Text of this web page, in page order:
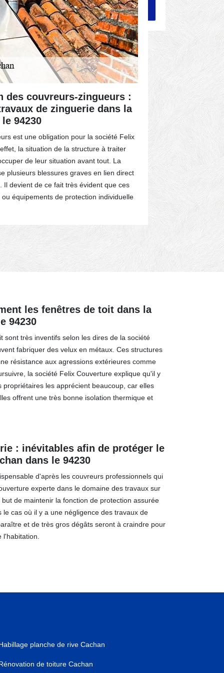
des couvreurs-zingueurs :
de zinguerie dans la
94230
est une obligation pour la société Felix
la situation de la structure à traiter
de leur situation avant tout. La
plusieurs blessures graves en lien direct
Il devient de ce fait très évident que ces
équipements de protection individuelle
Les
de
Différentes
zinguerie.
partie. En
de la
de
maisons
collectent
les fenêtres de toit dans la
94230
sont très inventifs selon les dires de la société
fabriquer des velux en métaux. Ces structures
résistance aux agressions extérieures comme
la société Felix Couverture explique qu'il y
propriétaires les apprécient beaucoup, car elles
offrent une très bonne isolation thermique et
: inévitables afin de protéger le
dans le 94230
d'après les couvreurs professionnels qui
experte dans le domaine des travaux sur
de maintenir la fonction de protection assurée
cas où il y a une négligence des travaux de
et de très gros dégâts seront à craindre pour
planche de rive Cachan
de toiture Cachan